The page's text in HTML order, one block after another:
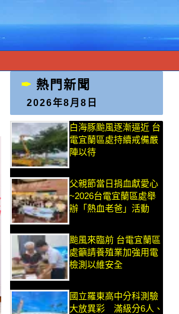
熱門新聞
2026年8月8日
白海豚颱風逐漸逼近 台
電宜蘭區處持續戒備嚴
陣以待
父親節當日捐血獻愛心
~2026台電宜蘭區處舉
辦「熱血老爸」活動
颱風來臨前 台電宜蘭區
處籲請養殖業加強用電
檢測以維安全
國立羅東高中分科測驗
大放異彩 滿級分6人、